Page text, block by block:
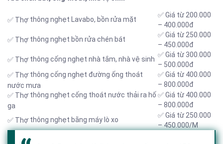
✅ Thợ thông nghẹt Lavabo, bồn rửa mặt
✅ Giá từ 200.000
– 400.000đ
✅ Thợ thông nghẹt bồn rửa chén bát
✅ Giá từ 250.000
– 450.000đ
✅ Thợ thông cống nghẹt nhà tắm, nhà vệ sinh
✅ Giá từ 300.000
– 500.000đ
✅ Thợ thông cống nghẹt đường ống thoát
nước mưa
✅ Giá từ 400.000
– 800.000đ
✅ Thợ thông nghẹt cống thoát nước thải ra hố
ga
✅ Giá từ 400.000
– 800.000đ
✅ Thợ thông nghẹt bằng máy lò xo
✅ Giá từ 250.000
– 450.000/M